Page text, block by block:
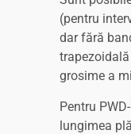
(pentru
dar fără
grosime a
Pentru
lungimea